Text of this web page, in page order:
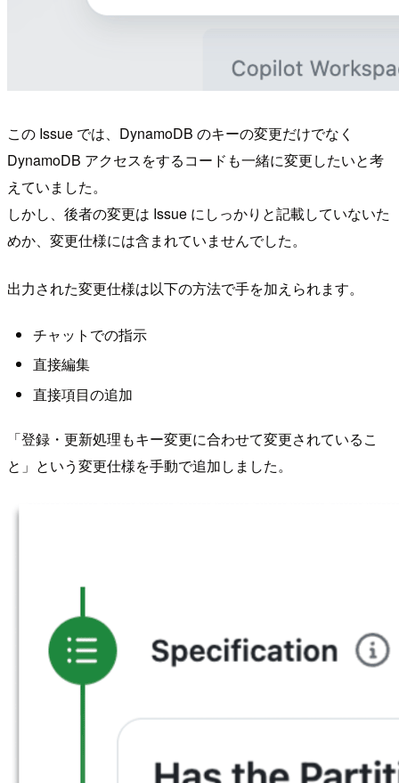
この Issue では、DynamoDB のキーの変更だけでなく
DynamoDB アクセスをするコードも一緒に変更したいと考
えていました。
しかし、後者の変更は Issue にしっかりと記載していないた
めか、変更仕様には含まれていませんでした。
出力された変更仕様は以下の方法で手を加えられます。
チャットでの指示
直接編集
直接項目の追加
「登録・更新処理もキー変更に合わせて変更されているこ
と」という変更仕様を手動で追加しました。